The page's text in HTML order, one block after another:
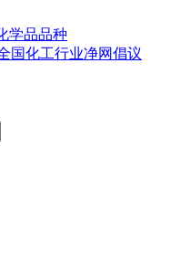
学品品种
国化工行业净网倡议